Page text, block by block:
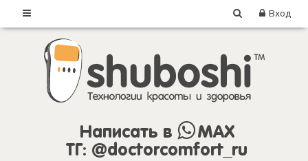
Вход
Написать в
MAX
ТГ: @doctorcomfort_ru